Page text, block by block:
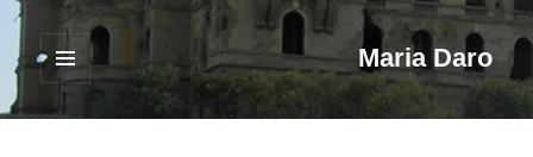
Maria Daro
فهرست
ابزارک‌ها